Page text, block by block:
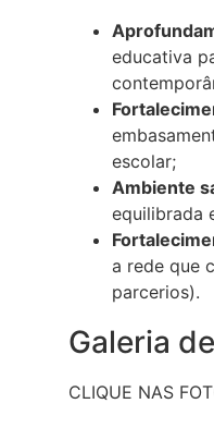
educativa
escolar;
Ambiente
equilibrada
a rede que
parcerios).
Galeria
CLIQUE NAS